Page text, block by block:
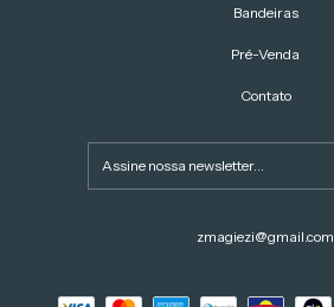
Bandeiras
Pré-Venda
Contato
zmagiezi@gmail.com